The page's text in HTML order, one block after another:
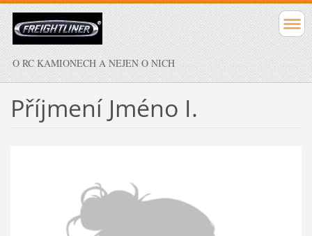
O RC KAMIONECH A NEJEN O NICH
Příjmení Jméno I.